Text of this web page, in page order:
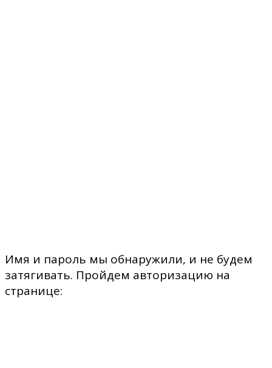
Имя и пароль мы обнаружили, и не будем
затягивать. Пройдем авторизацию на
странице: